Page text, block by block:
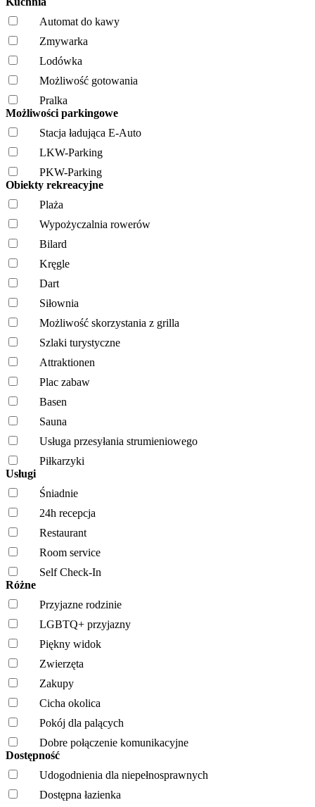
Automat do kawy
Zmywarka
Lodówka
Możliwość gotowania
Pralka
Możliwości parkingowe
Stacja ładująca E-Auto
LKW-Parking
PKW-Parking
Obiekty rekreacyjne
Plaża
Wypożyczalnia rowerów
Bilard
Kręgle
Dart
Siłownia
Możliwość skorzystania z grilla
Szlaki turystyczne
Attraktionen
Plac zabaw
Basen
Sauna
Usługa przesyłania strumieniowego
Piłkarzyki
Usługi
Śniadnie
24h recepcja
Restaurant
Room service
Self Check-In
Różne
Przyjazne rodzinie
LGBTQ+ przyjazny
Piękny widok
Zwierzęta
Zakupy
Cicha okolica
Pokój dla palących
Dobre połączenie komunikacyjne
Dostępność
Udogodnienia dla niepełnosprawnych
Dostępna łazienka